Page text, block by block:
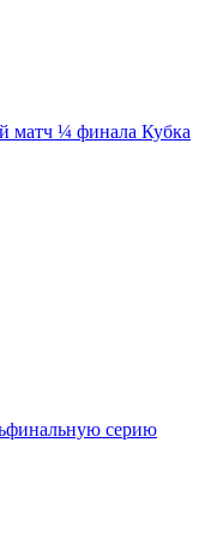
матч ¼ финала Кубка
серию